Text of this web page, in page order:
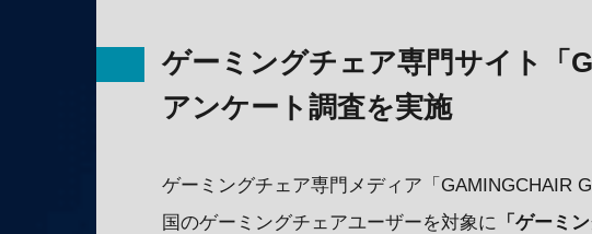
ゲーミングチェア専門サイト「
アンケート調査を実施
ゲーミングチェア専門メディア「GAMINGCHAIR
国のゲーミングチェアユーザーを対象に 「ゲーミ